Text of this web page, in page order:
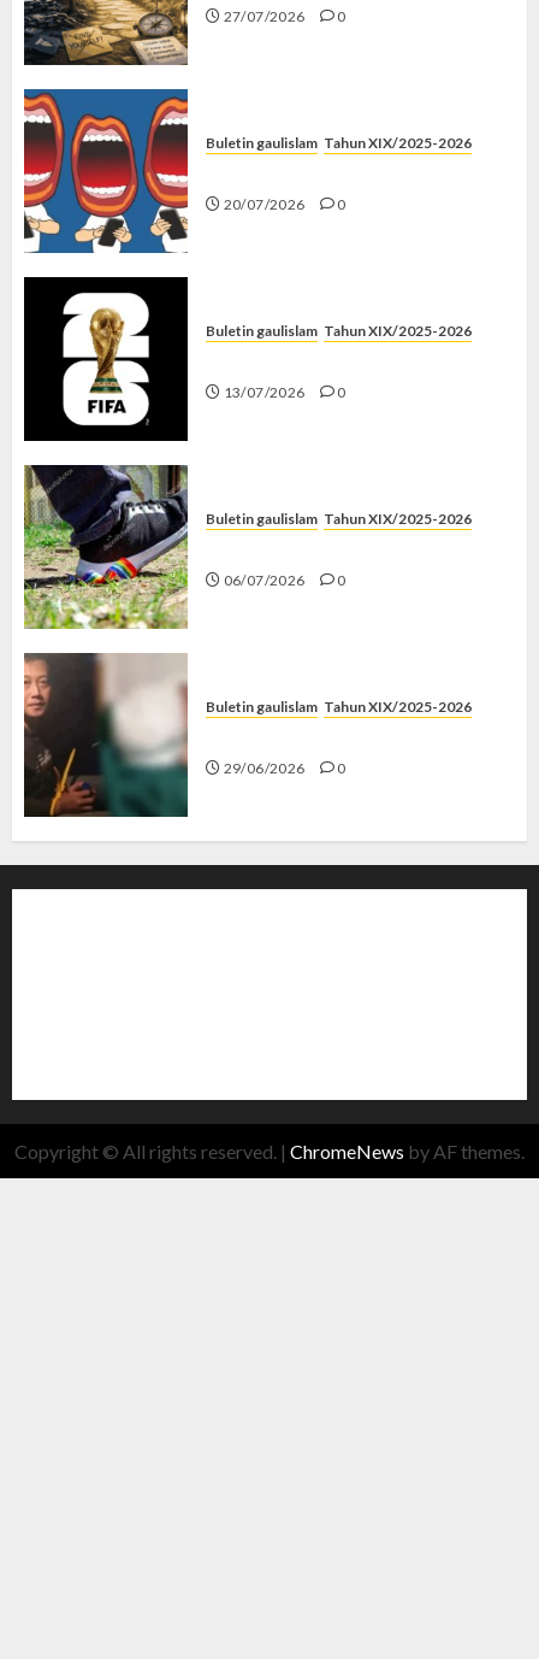
27/07/2026 0
Buletin gaulislam Tahun XIX/2025-2026
20/07/2026 0
Buletin gaulislam Tahun XIX/2025-2026
13/07/2026 0
Buletin gaulislam Tahun XIX/2025-2026
06/07/2026 0
Buletin gaulislam Tahun XIX/2025-2026
29/06/2026 0
Copyright © All rights reserved. | ChromeNews by AF themes.